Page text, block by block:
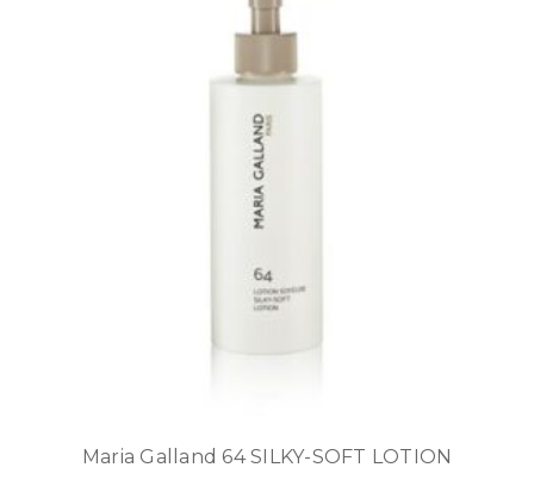
Maria Galland 64 SILKY-SOFT LOTION